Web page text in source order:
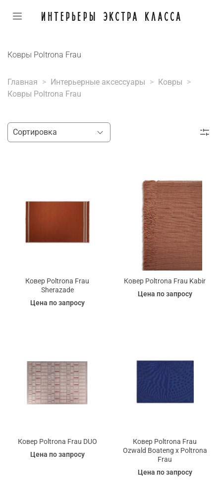
Ковры Poltrona Frau
Главная Интерьерные аксессуары
Ковры
Ковры Poltrona Frau
Ковер Poltrona Frau
Sherazade
Цена по запросу
Ковер Poltrona Frau Kabir
Цена по запросу
Ковер Poltrona Frau DUO
Цена по запросу
Ковер Poltrona Frau
Ozwald Boateng x Poltrona
Frau
Цена по запросу